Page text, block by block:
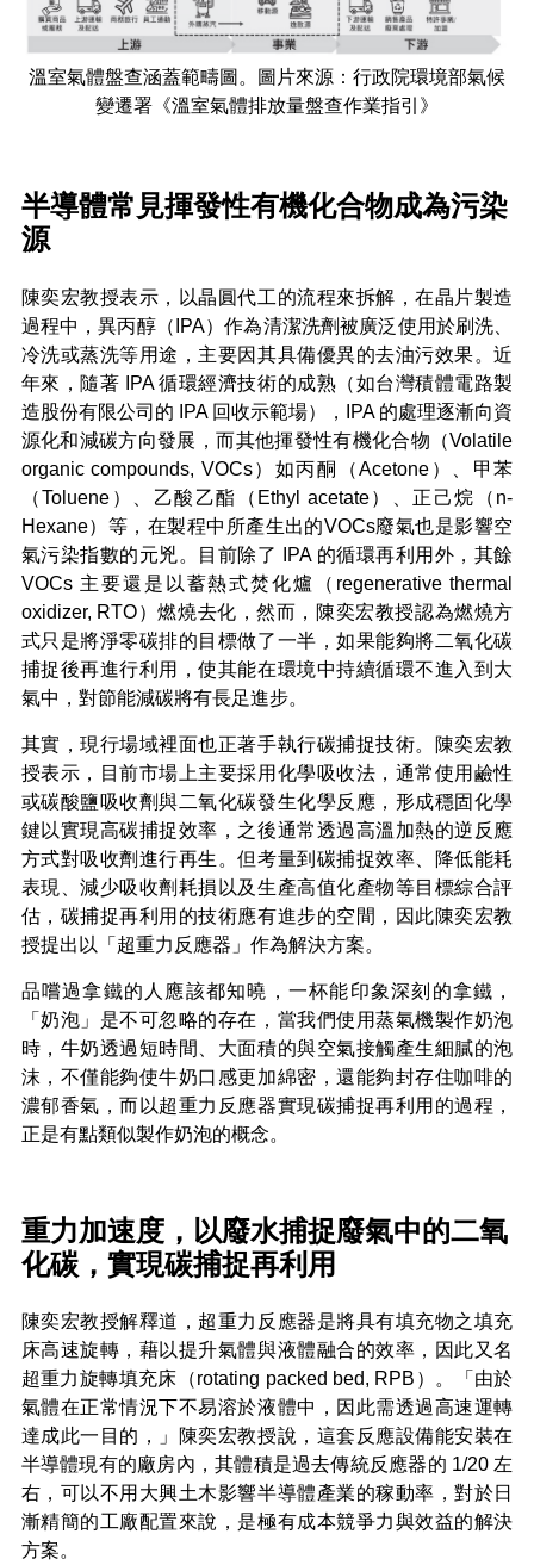
溫室氣體盤查涵蓋範疇圖。圖片來源：行政院環境部氣候
變遷署《溫室氣體排放量盤查作業指引》
半導體常見揮發性有機化合物成為污染
源
陳奕宏教授表示，以晶圓代工的流程來拆解，在晶片製造
過程中，異丙醇（IPA）作為清潔洗劑被廣泛使用於刷洗、
冷洗或蒸洗等用途，主要因其具備優異的去油污效果。近
年來，隨著 IPA 循環經濟技術的成熟（如台灣積體電路製
造股份有限公司的 IPA 回收示範場），IPA 的處理逐漸向資
源化和減碳方向發展，而其他揮發性有機化合物（Volatile
organic compounds, VOCs）如丙酮（Acetone）、甲苯
（Toluene）、乙酸乙酯（Ethyl acetate）、正己烷（n-
Hexane）等，在製程中所產生出的VOCs廢氣也是影響空
氣污染指數的元兇。目前除了 IPA 的循環再利用外，其餘
VOCs 主要還是以蓄熱式焚化爐（regenerative thermal
oxidizer, RTO）燃燒去化，然而，陳奕宏教授認為燃燒方
式只是將淨零碳排的目標做了一半，如果能夠將二氧化碳
捕捉後再進行利用，使其能在環境中持續循環不進入到大
氣中，對節能減碳將有長足進步。
其實，現行場域裡面也正著手執行碳捕捉技術。陳奕宏教
授表示，目前市場上主要採用化學吸收法，通常使用鹼性
或碳酸鹽吸收劑與二氧化碳發生化學反應，形成穩固化學
鍵以實現高碳捕捉效率，之後通常透過高溫加熱的逆反應
方式對吸收劑進行再生。但考量到碳捕捉效率、降低能耗
表現、減少吸收劑耗損以及生產高值化產物等目標綜合評
估，碳捕捉再利用的技術應有進步的空間，因此陳奕宏教
授提出以「超重力反應器」作為解決方案。
品嚐過拿鐵的人應該都知曉，一杯能印象深刻的拿鐵，
「奶泡」是不可忽略的存在，當我們使用蒸氣機製作奶泡
時，牛奶透過短時間、大面積的與空氣接觸產生細膩的泡
沫，不僅能夠使牛奶口感更加綿密，還能夠封存住咖啡的
濃郁香氣，而以超重力反應器實現碳捕捉再利用的過程，
正是有點類似製作奶泡的概念。
重力加速度，以廢水捕捉廢氣中的二氧
化碳，實現碳捕捉再利用
陳奕宏教授解釋道，超重力反應器是將具有填充物之填充
床高速旋轉，藉以提升氣體與液體融合的效率，因此又名
超重力旋轉填充床（rotating packed bed, RPB）。「由於
氣體在正常情況下不易溶於液體中，因此需透過高速運轉
達成此一目的，」陳奕宏教授說，這套反應設備能安裝在
半導體現有的廠房內，其體積是過去傳統反應器的 1/20 左
右，可以不用大興土木影響半導體產業的稼動率，對於日
漸精簡的工廠配置來說，是極有成本競爭力與效益的解決
方案。